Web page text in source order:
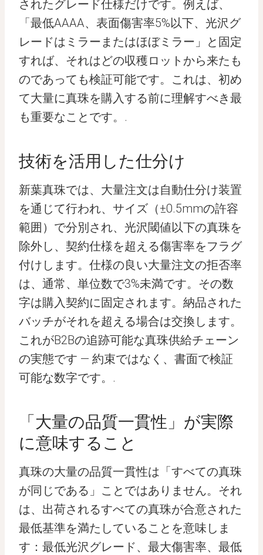
されたグレード仕様だけです。例えば、
「最低AAAA、表面傷害率5%以下、光沢グ
レードはミラーまたはほぼミラー」と固定
すれば、それはどの収穫ロットから来たも
のであっても検証可能です。これは、初め
て大量に真珠を購入する前に理解すべき最
も重要なことです。.
技術を活用した仕分け
新葉真珠では、大量注文は自動仕分け装置
を通じて行われ、サイズ（±0.5mmの許容
範囲）で分別され、光沢閾値以下の真珠を
除外し、契約仕様を超える傷害率をフラグ
付けします。仕様の良い大量注文の拒否率
は、通常、単位数で3%未満です。その数
字は購入契約に固定されます。納品された
バッチがそれを超える場合は交換します。
これがB2Bの追跡可能な真珠供給チェーン
の実態です — 約束ではなく、書面で検証
可能な数字です。.
「大量の品質一貫性」が実際
に意味すること
真珠の大量の品質一貫性は「すべての真珠
が同じである」ことではありません。それ
は、出荷されるすべての真珠が合意された
最低基準を満たしていることを意味しま
す：最低光沢グレード、最大傷害率、最低